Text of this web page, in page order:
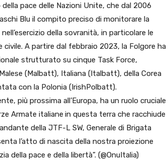
pace delle Nazioni Unite, che dal 2006
Blu il compito preciso di monitorare la
della sovranità, in particolare le
A partire dal febbraio 2023, la Folgore ha
strutturato su cinque Task Force,
(Malbatt), Italiana (Italbatt), della Corea
con la Polonia (IrishPolbatt).
più prossima all’Europa, ha un ruolo cruciale
Armate italiane in questa terra che racchiude
della JTF-L SW, Generale di Brigata
l’atto di nascita della nostra proiezione
della pace e della libertà”. (@OnuItalia)